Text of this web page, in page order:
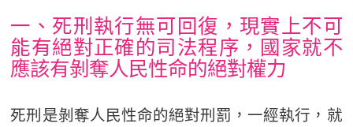
一、死刑執行無可回復，現實上不可
能有絕對正確的司法程序，國家就不
應該有剝奪人民性命的絕對權力
死刑是剝奪人民性命的絕對刑罰，一經執行，就